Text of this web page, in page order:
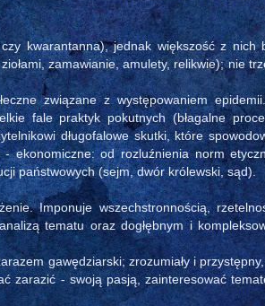
kwarantanna), jednak większość z nich
zamawianie, amulety, relikwie); nie
związane z występowaniem
fale praktyk pokutnych (błagalne
długofalowe skutki, które
ekonomiczne: od rozluźnienia norm
państwowych (sejm, dwór królewski, sąd).
Imponuje wszechstronnością,
tematu oraz dogłębnym i
gawędziarski; zrozumiały i
zarazić - swoją pasją, zainteresować